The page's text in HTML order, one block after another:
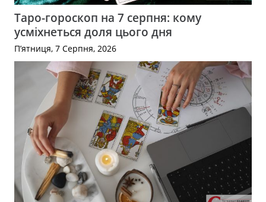
Таро-гороскоп на 7 серпня: кому
усміхнеться доля цього дня
П’ятниця, 7 Серпня, 2026